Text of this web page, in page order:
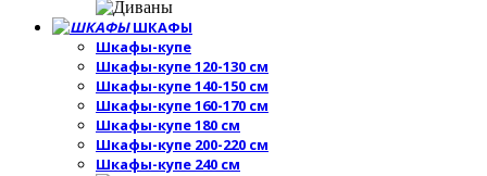
ШКАФЫ
Шкафы-купе
Шкафы-купе 120-130 см
Шкафы-купе 140-150 см
Шкафы-купе 160-170 см
Шкафы-купе 180 см
Шкафы-купе 200-220 см
Шкафы-купе 240 см